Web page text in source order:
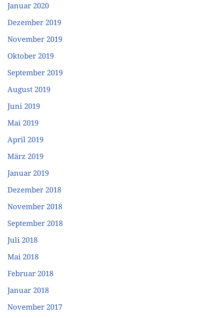
Januar 2020
Dezember 2019
November 2019
Oktober 2019
September 2019
August 2019
Juni 2019
Mai 2019
April 2019
März 2019
Januar 2019
Dezember 2018
November 2018
September 2018
Juli 2018
Mai 2018
Februar 2018
Januar 2018
November 2017